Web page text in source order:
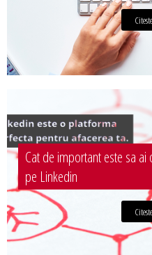
Cat de important este sa
pe Linkedin